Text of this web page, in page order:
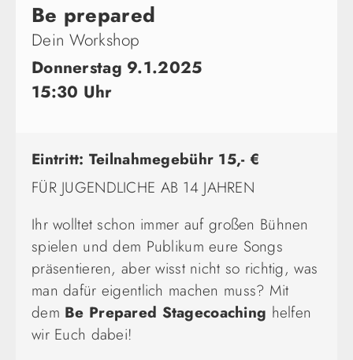
Be prepared
Dein Workshop
Donnerstag 9.1.2025
15:30 Uhr
Eintritt: Teilnahmegebühr 15,- €
FÜR JUGENDLICHE AB 14 JAHREN
Ihr wolltet schon immer auf großen Bühnen
spielen und dem Publikum eure Songs
präsentieren, aber wisst nicht so richtig, was
man dafür eigentlich machen muss? Mit
dem Be Prepared Stagecoaching helfen
wir Euch dabei!